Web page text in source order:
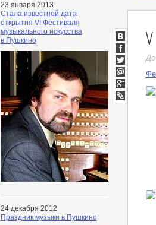
23 января 2013
Стала известной дата
открытия VI Фестиваля
музыкального искусства
в Пушкино
24 декабря 2012
Праздник музыки в Пушкино
ВКонтакте
Facebook
Twitter
Мой
Мир
Google+
LiveJournal